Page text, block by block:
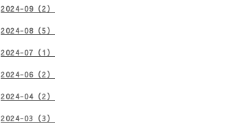
2024-09（2）
2024-08（5）
2024-07（1）
2024-06（2）
2024-04（2）
2024-03（3）